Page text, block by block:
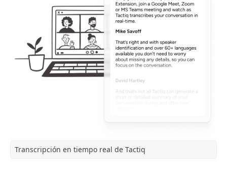
Transcripción en tiempo real de Tactiq